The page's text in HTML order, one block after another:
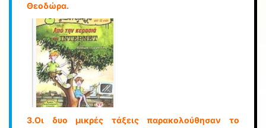
Θεοδώρα.
3.Οι δυο μικρές τάξεις παρακολούθησαν το